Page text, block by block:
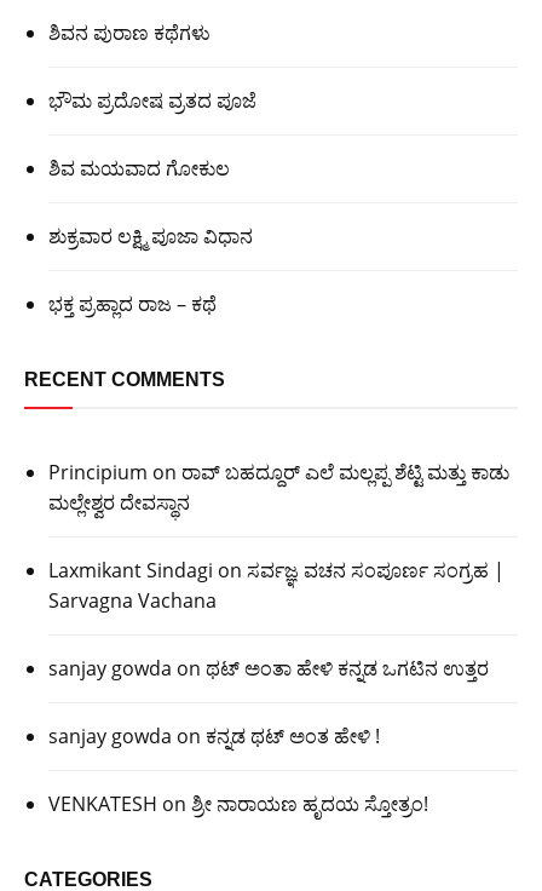
ಶಿವನ ಪುರಾಣ ಕಥೆಗಳು
ಭೌಮ ಪ್ರದೋಷ ವ್ರತದ ಪೂಜೆ
ಶಿವ ಮಯವಾದ ಗೋಕುಲ
ಶುಕ್ರವಾರ ಲಕ್ಷ್ಮಿ ಪೂಜಾ ವಿಧಾನ
ಭಕ್ತ ಪ್ರಹ್ಲಾದ ರಾಜ – ಕಥೆ
RECENT COMMENTS
Principium on ರಾವ್ ಬಹದ್ದೂರ್ ಎಲೆ ಮಲ್ಲಪ್ಪ ಶೆಟ್ಟಿ ಮತ್ತು ಕಾಡು
ಮಲ್ಲೇಶ್ವರ ದೇವಸ್ಥಾನ
Laxmikant Sindagi on ಸರ್ವಜ್ಞ ವಚನ ಸಂಪೂರ್ಣ ಸಂಗ್ರಹ |
Sarvagna Vachana
sanjay gowda on ಥಟ್ ಅಂತಾ ಹೇಳಿ ಕನ್ನಡ ಒಗಟಿನ ಉತ್ತರ
sanjay gowda on ಕನ್ನಡ ಥಟ್ ಅಂತ ಹೇಳಿ !
VENKATESH on ಶ್ರೀ ನಾರಾಯಣ ಹೃದಯ ಸ್ತೋತ್ರಂ!
CATEGORIES